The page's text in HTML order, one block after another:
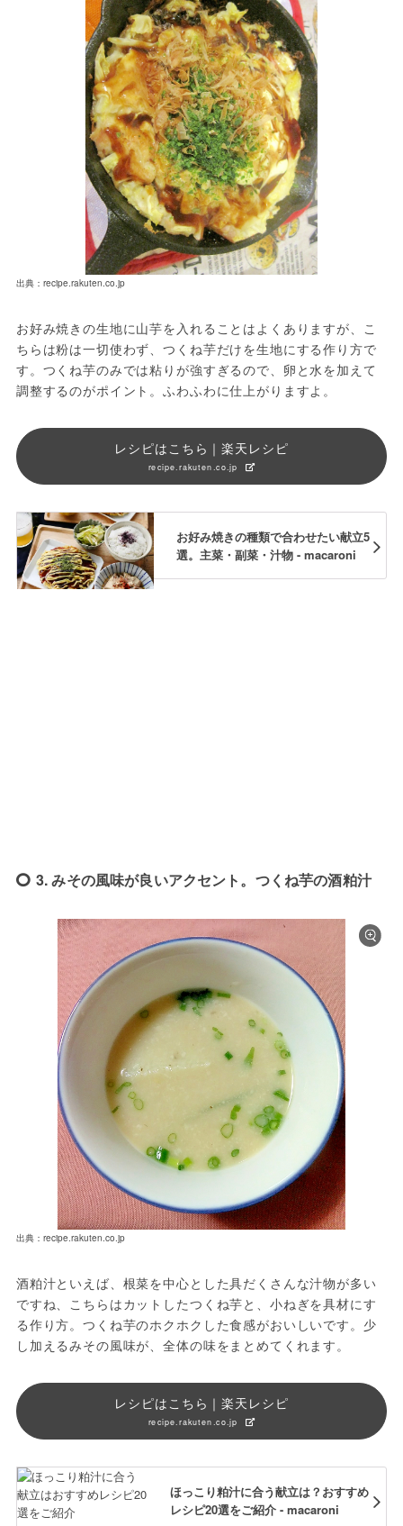
出典：recipe.rakuten.co.jp
お好み焼きの生地に山芋を入れることはよくありますが、こ
ちらは粉は一切使わず、つくね芋だけを生地にする作り方で
す。つくね芋のみでは粘りが強すぎるので、卵と水を加えて
調整するのがポイント。ふわふわに仕上がりますよ。
レシピはこちら｜楽天レシピ
recipe.rakuten.co.jp
お好み焼きの種類で合わせたい献立5
選。主菜・副菜・汁物 - macaroni
3. みその風味が良いアクセント。つくね芋の酒粕汁
出典：recipe.rakuten.co.jp
酒粕汁といえば、根菜を中心とした具だくさんな汁物が多い
ですね、こちらはカットしたつくね芋と、小ねぎを具材にす
る作り方。つくね芋のホクホクした食感がおいしいです。少
し加えるみその風味が、全体の味をまとめてくれます。
レシピはこちら｜楽天レシピ
recipe.rakuten.co.jp
ほっこり粕汁に合う献立は？おすすめ
レシピ20選をご紹介 - macaroni